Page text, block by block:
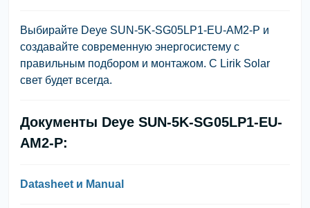
Выбирайте Deye SUN-5K-SG05LP1-EU-AM2-P и
создавайте современную энергосистему с
правильным подбором и монтажом. С Lirik Solar
свет будет всегда.
Документы Deye SUN-5K-SG05LP1-EU-
AM2-P:
Datasheet и Manual